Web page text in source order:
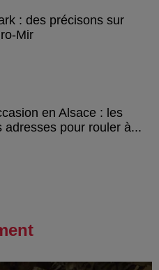
: des précisons sur
Mir
en Alsace : les
adresses pour rouler à...